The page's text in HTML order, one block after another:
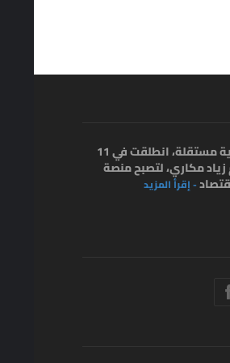
بلوبيرد لبنان هي منصة اعلامية مستقلة، انطلقت في 11
زياد مكاري، لتصبح منصة
- إقرأ المزيد